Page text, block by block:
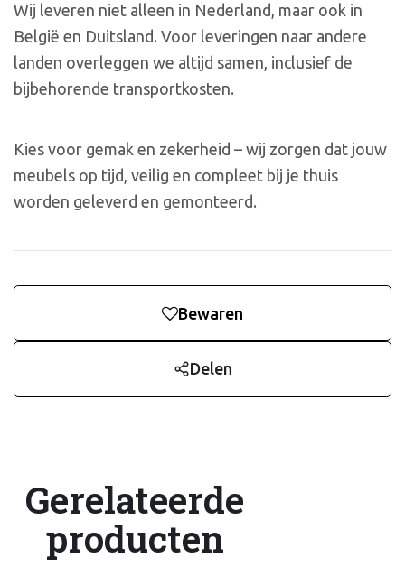
Wij leveren niet alleen in Nederland, maar ook in
België en Duitsland. Voor leveringen naar andere
landen overleggen we altijd samen, inclusief de
bijbehorende transportkosten.
Kies voor gemak en zekerheid – wij zorgen dat jouw
meubels op tijd, veilig en compleet bij je thuis
worden geleverd en gemonteerd.
Bewaren
Delen
Gerelateerde
producten